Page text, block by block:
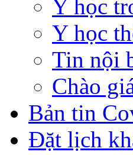
Y học
Y học
Tin nội
Chào
Bản tin
Đặt lịch